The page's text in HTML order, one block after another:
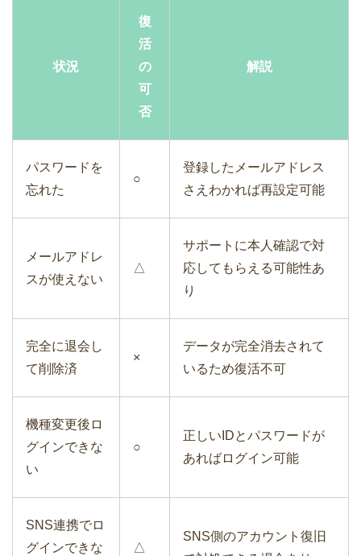
状況
復
活
の
可
否
解説
パスワードを
忘れた
○
登録したメールアドレス
さえわかれば再設定可能
メールアドレ
スが使えない
△
サポートに本人確認で対
応してもらえる可能性あ
り
完全に退会し
て削除済
×
データが完全消去されて
いるため復活不可
機種変更後ロ
グインできな
い
○
正しいIDとパスワードが
あればログイン可能
SNS連携でロ
グインできな
△
SNS側のアカウント復旧